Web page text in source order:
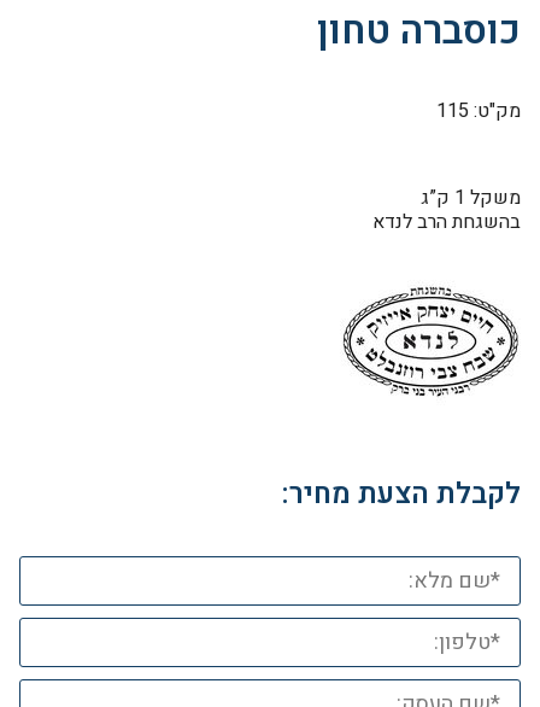
כוסברה טחון
מק"ט: 115
משקל 1 ק”ג
בהשגחת הרב לנדא
לקבלת הצעת מחיר: